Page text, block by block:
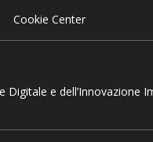
Cookie Center
e dell’Innovazione